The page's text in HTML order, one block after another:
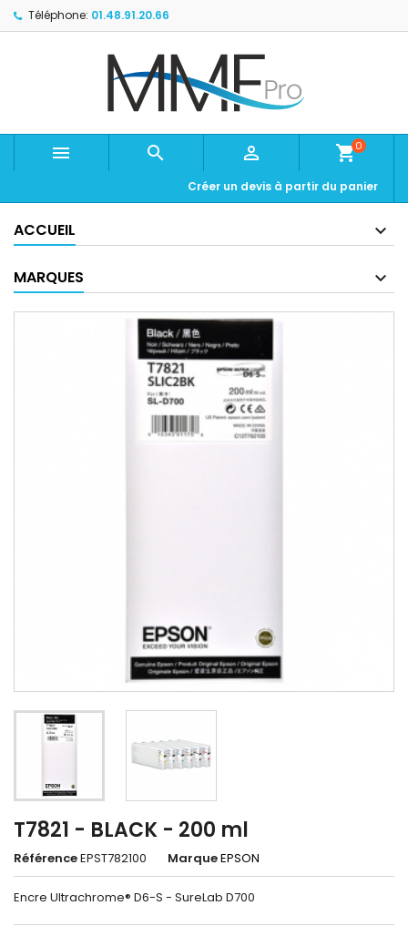
Téléphone: 01.48.91.20.66
   shopping_cart0
Créer un devis à partir du panier
ACCUEIL
MARQUES
T7821 - BLACK - 200 ml
RéférenceEPST782100 MarqueEPSON
Encre Ultrachrome® D6-S - SureLab D700